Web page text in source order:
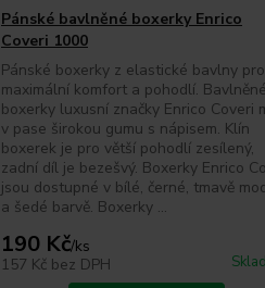
Pánské bavlněné boxerky Enrico
Coveri 1000
Pánské boxerky z elastické bavlny pro
maximální komfort a pohodlí. Bavlněné
boxerky luxusní značky Enrico Coveri
v pase širokou gumu s nápisem. Klín
boxerek je pro větší pohodlí zesílený,
zadní díl je bezešvý. Boxerky Enrico
jsou dostupné v bílé, černé, tmavě
a šedé barvě. Boxerky ...
190 Kč/ks
157 Kč bez DPH